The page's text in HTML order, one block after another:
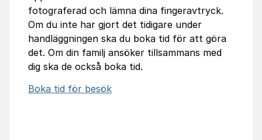
fotograferad och lämna dina fingeravtryck.
Om du inte har gjort det tidigare under
handläggningen ska du boka tid för att göra
det. Om din familj ansöker tillsammans med
dig ska de också boka tid.
Boka tid för besök